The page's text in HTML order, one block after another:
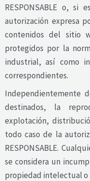
RESPONSABLE o,
autorización expresa
contenidos del sitio
protegidos por la
industrial, así como
correspondientes.
Independientemente
destinados, la
explotación,
todo caso de la
RESPONSABLE.
se considera un
propiedad intelectual